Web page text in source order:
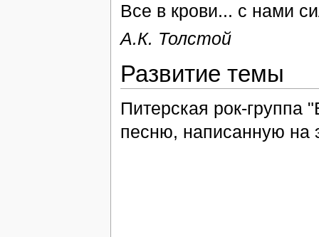
Все в крови... с нами
А.К. Толстой
Развитие темы
Питерская рок-группа
песню, написанную на